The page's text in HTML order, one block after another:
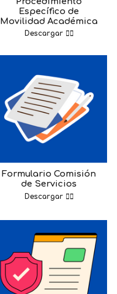
Específico de
Movilidad Académica
Descargar ☝🏼
Formulario Comisión
de Servicios
Descargar ☝🏼